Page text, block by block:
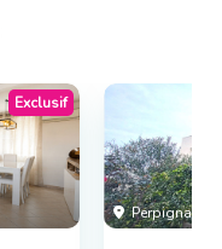
Exclusif
Perpignan